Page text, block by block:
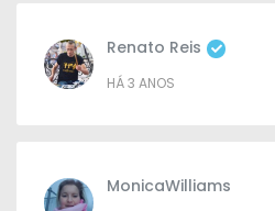
Renato Reis
HÁ 3 ANOS
MonicaWilliams